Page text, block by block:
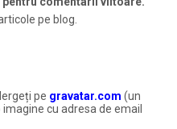
pe blog.
pe gravatar.com (un
cu adresa de email